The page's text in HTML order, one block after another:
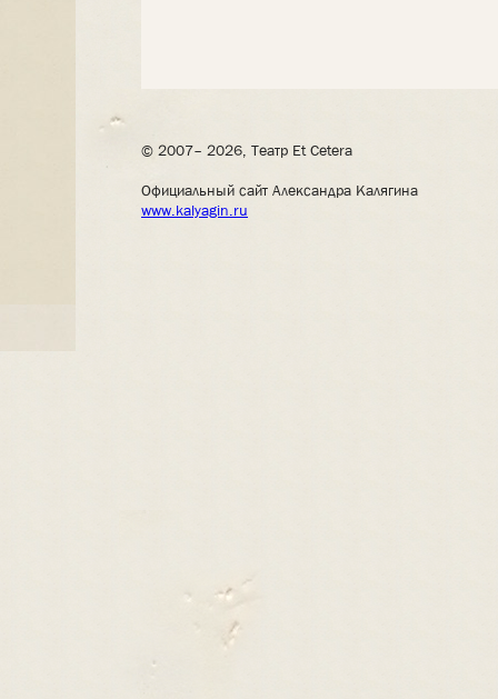
© 2007– 2026, Театр Et Cetera
Официальный сайт Александра Калягина
www.kalyagin.ru